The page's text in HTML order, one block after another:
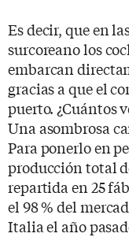
Es decir, que en
surcoreano los
embarcan
gracias a que el
puerto. ¿Cuántos
Una asombrosa
Para ponerlo en
producción total
repartida en 25
el 98 % del
Italia el año